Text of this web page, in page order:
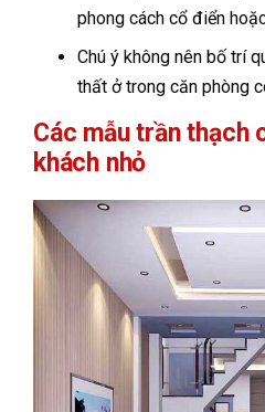
phong cách cổ điển
Chú ý không nên bố trí
thất ở trong căn phòng
Các mẫu trần thạch
khách nhỏ